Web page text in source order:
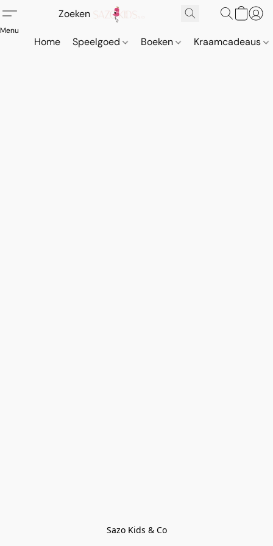
Home Speelgoed Boeken Kraamcadeaus
Sazo Kids & Co